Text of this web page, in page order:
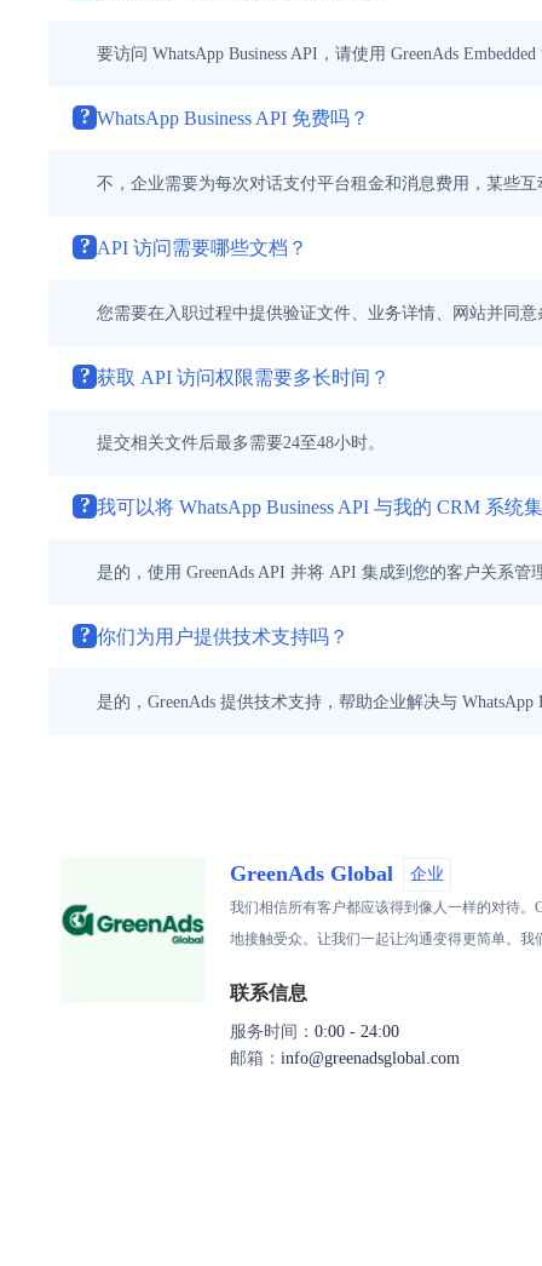
要访问 WhatsApp Business API，请使用 GreenAds
? WhatsApp Business API 免费吗？
不，企业需要为每次对话支付平台租金和消息费用，某些
? API 访问需要哪些文档？
您需要在入职过程中提供验证文件、业务详情、网站并同
? 获取 API 访问权限需要多长时间？
提交相关文件后最多需要24至48小时。
? 我可以将 WhatsApp Business API 与我的 CRM 系统
是的，使用 GreenAds API 并将 API 集成到您的客户关系管
? 你们为用户提供技术支持吗？
是的，GreenAds 提供技术支持，帮助企业解决与
GreenAds Global 企业
我们相信所有客户都应该得到像人一样的对待。
地接触受众。让我们一起让沟通变得更简单。
联系信息
服务时间： 0:00 - 24:00
邮箱： info@greenadsglobal.com